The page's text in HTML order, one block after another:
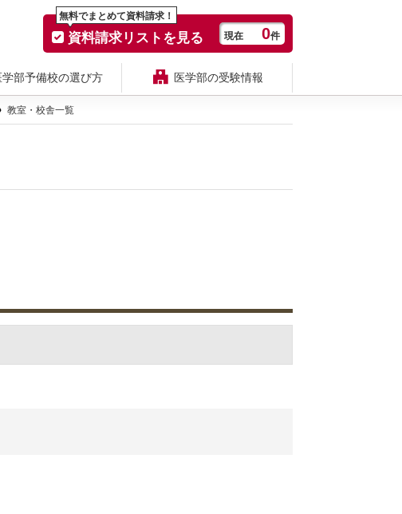
無料でまとめて資料請求！
資料請求リストを見る 現在 0件
学部予備校の選び方 医学部の受験情報
教室・校舎一覧